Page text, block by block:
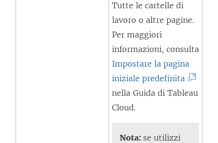
u
n
a
o
Tutte le cartelle di
lavoro o altre pagine.
Per maggiori
informazioni, consulta
Impostare la pagina
iniziale predefinita
I
nella Guida di Tableau
Cloud.
Nota: se utilizzi